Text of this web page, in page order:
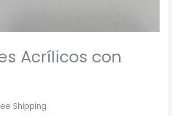
Acrílicos con
Shipping